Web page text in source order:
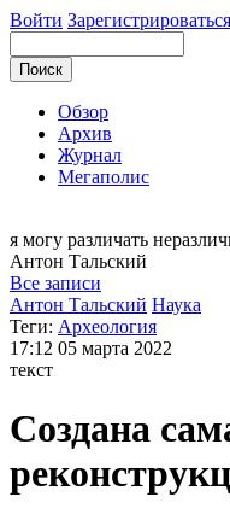
Войти Зарегистрироваться
Обзор
Архив
Журнал
Мегаполис
я могу различать
Антон Тальский
Все записи
Антон Тальский Наука
Теги: Археология
17:12 05 марта 2022
текст
Создана